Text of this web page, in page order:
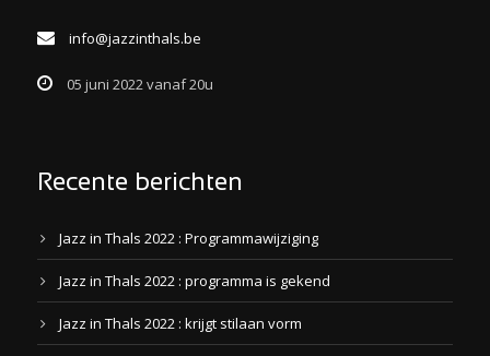
info@jazzinthals.be
05 juni 2022 vanaf 20u
Recente berichten
Jazz in Thals 2022 : Programmawijziging
Jazz in Thals 2022 : programma is gekend
Jazz in Thals 2022 : krijgt stilaan vorm